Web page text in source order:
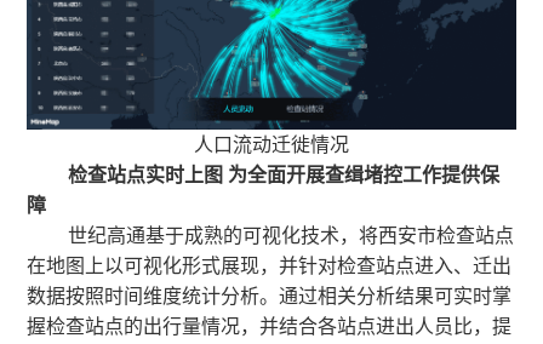
人口流动迁徙情况
检查站点实时上图 为全面开展查缉堵控工作提供保
障
世纪高通基于成熟的可视化技术，将西安市检查站点
在地图上以可视化形式展现，并针对检查站点进入、迁出
数据按照时间维度统计分析。通过相关分析结果可实时掌
握检查站点的出行量情况，并结合各站点进出人员比，提